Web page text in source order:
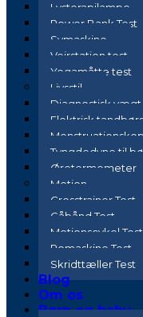
Lysterapilampe
Power Bank Test
Symaskine
Vejrstation test
Yogamåtte test
Livsstil
Diagnostisk vægt
Elektrisk
Menstruationskop
Tyngdedyne til
Øretermometer
Motion
Crosstrainer Test
Gåbånd Test
Motionscykel Test
Romaskine Test
Skridttæller Test
Blog
Om os
Børn og baby